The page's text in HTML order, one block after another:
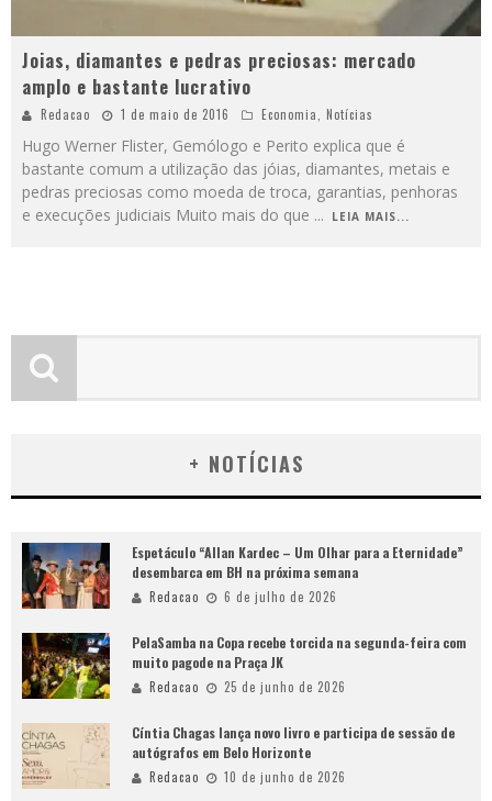
Joias, diamantes e pedras preciosas: mercado
amplo e bastante lucrativo
Redacao 1 de maio de 2016 Economia, Notícias
Hugo Werner Flister, Gemólogo e Perito explica que é
bastante comum a utilização das jóias, diamantes, metais e
pedras preciosas como moeda de troca, garantias, penhoras
e execuções judiciais Muito mais do que ... LEIA MAIS...
+ NOTÍCIAS
Espetáculo “Allan Kardec – Um Olhar para a Eternidade”
desembarca em BH na próxima semana
Redacao 6 de julho de 2026
PelaSamba na Copa recebe torcida na segunda-feira com
muito pagode na Praça JK
Redacao 25 de junho de 2026
Cíntia Chagas lança novo livro e participa de sessão de
autógrafos em Belo Horizonte
Redacao 10 de junho de 2026